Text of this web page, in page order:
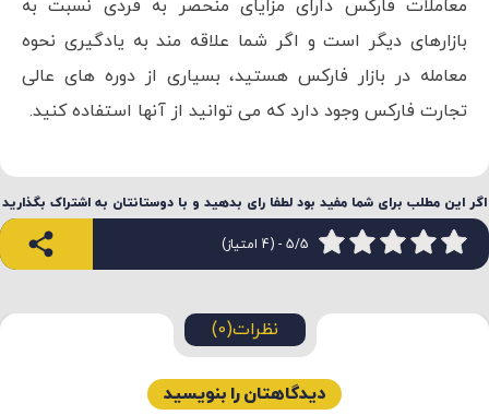
معاملات فارکس دارای مزایای منحصر به فردی نسبت به
بازارهای دیگر است و اگر شما علاقه مند به یادگیری نحوه
معامله در بازار فارکس هستید، بسیاری از دوره های عالی
تجارت فارکس وجود دارد که می توانید از آنها استفاده کنید.
اگر این مطلب برای شما مفید بود لطفا رای بدهید و با دوستانتان به اشتراک بگذارید
5/5 - (4 امتیاز)
نظرات(0)
دیدگاهتان را بنویسید